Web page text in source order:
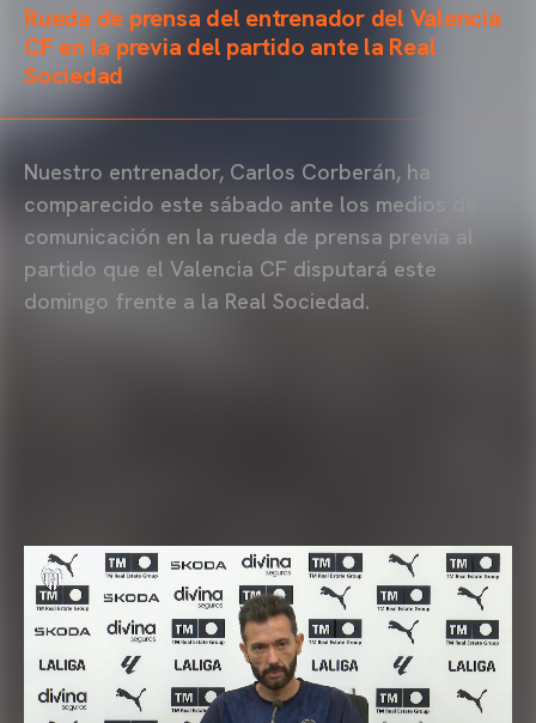
Rueda de prensa del entrenador del Valencia
CF en la previa del partido ante la Real
Sociedad
Nuestro entrenador, Carlos Corberán, ha
comparecido este sábado ante los medios de
comunicación en la rueda de prensa previa al
partido que el Valencia CF disputará este
domingo frente a la Real Sociedad.